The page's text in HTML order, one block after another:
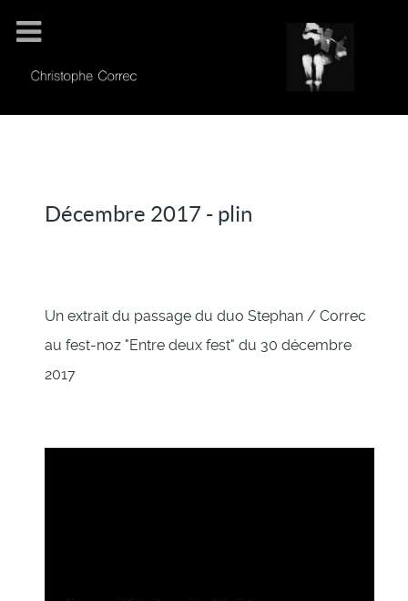
Décembre 2017 - plin
Un extrait du passage du duo Stephan / Correc
au fest-noz "Entre deux fest" du 30 décembre
2017